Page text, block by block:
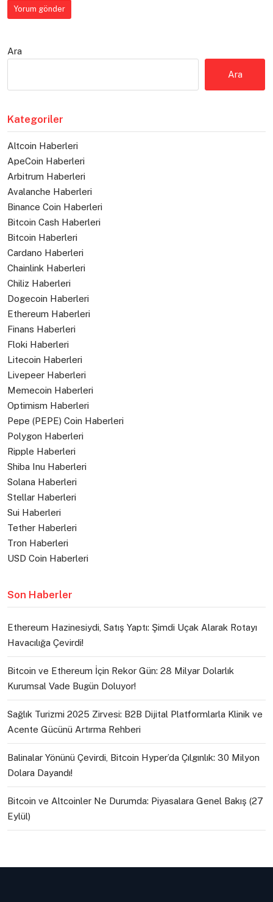
Ara
Ara
Kategoriler
Altcoin Haberleri
ApeCoin Haberleri
Arbitrum Haberleri
Avalanche Haberleri
Binance Coin Haberleri
Bitcoin Cash Haberleri
Bitcoin Haberleri
Cardano Haberleri
Chainlink Haberleri
Chiliz Haberleri
Dogecoin Haberleri
Ethereum Haberleri
Finans Haberleri
Floki Haberleri
Litecoin Haberleri
Livepeer Haberleri
Memecoin Haberleri
Optimism Haberleri
Pepe (PEPE) Coin Haberleri
Polygon Haberleri
Ripple Haberleri
Shiba Inu Haberleri
Solana Haberleri
Stellar Haberleri
Sui Haberleri
Tether Haberleri
Tron Haberleri
USD Coin Haberleri
Son Haberler
Ethereum Hazinesiydi, Satış Yaptı: Şimdi Uçak Alarak Rotayı
Havacılığa Çevirdi!
Bitcoin ve Ethereum İçin Rekor Gün: 28 Milyar Dolarlık
Kurumsal Vade Bugün Doluyor!
Sağlık Turizmi 2025 Zirvesi: B2B Dijital Platformlarla Klinik ve
Acente Gücünü Artırma Rehberi
Balinalar Yönünü Çevirdi, Bitcoin Hyper’da Çılgınlık: 30 Milyon
Dolara Dayandı!
Bitcoin ve Altcoinler Ne Durumda: Piyasalara Genel Bakış (27
Eylül)